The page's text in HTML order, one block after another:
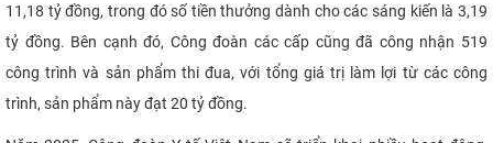
11,18 tỷ đồng, trong đó số tiền thưởng dành cho các sáng kiến là 3,19
tỷ đồng. Bên cạnh đó, Công đoàn các cấp cũng đã công nhận 519
công trình và sản phẩm thi đua, với tổng giá trị làm lợi từ các công
trình, sản phẩm này đạt 20 tỷ đồng.